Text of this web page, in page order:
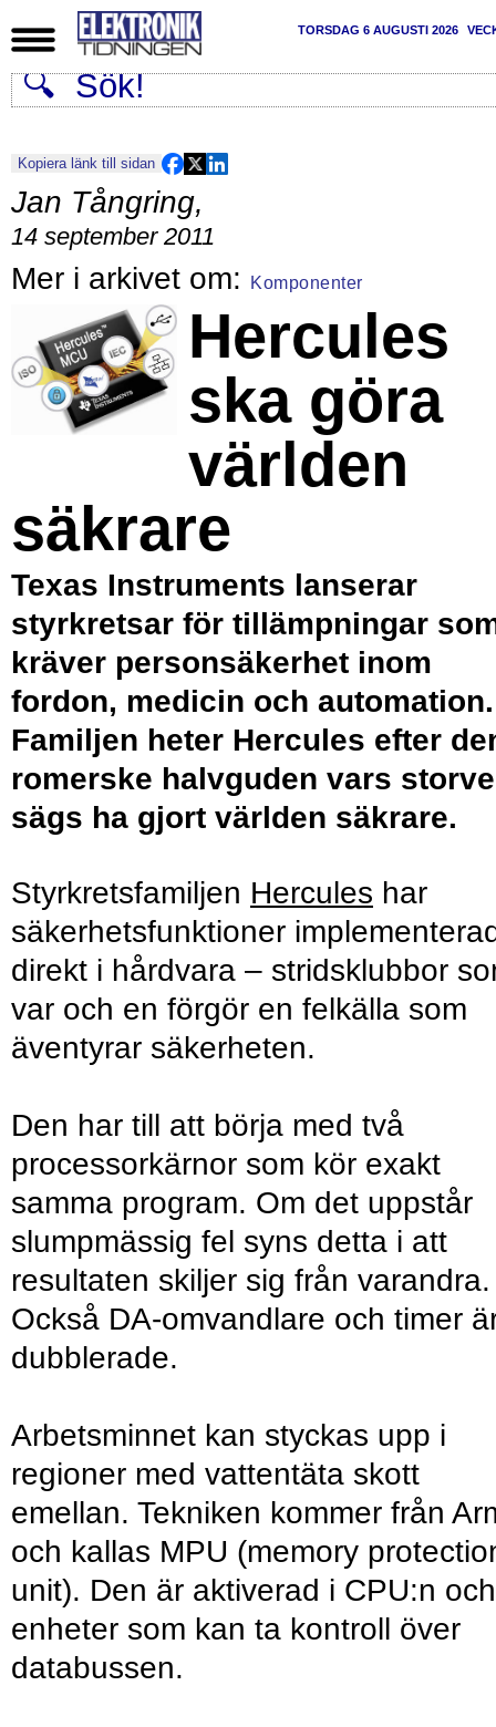
TORSDAG 6 AUGUSTI 2026
Kopiera länk till sidan
Jan Tångring,
14 september 2011
Komponenter
Hercules
ska göra
världen
säkrare
Texas Instruments lanserar
styrkretsar för tillämpningar
kräver personsäkerhet inom
fordon, medicin och automation.
Familjen heter Hercules efter
romerske halvguden vars
sägs ha gjort världen säkrare.
Styrkretsfamiljen Hercules har
säkerhetsfunktioner
direkt i hårdvara – stridsklubbor
var och en förgör en felkälla som
äventyrar säkerheten.
Den har till att börja med två
processorkärnor som kör exakt
samma program. Om det uppstår
slumpmässig fel syns detta i att
resultaten skiljer sig från varandra.
Också DA-omvandlare och timer
dubblerade.
Arbetsminnet kan styckas upp i
regioner med vattentäta skott
emellan. Tekniken kommer från
och kallas MPU (memory
unit). Den är aktiverad i CPU:n
enheter som kan ta kontroll över
databussen.